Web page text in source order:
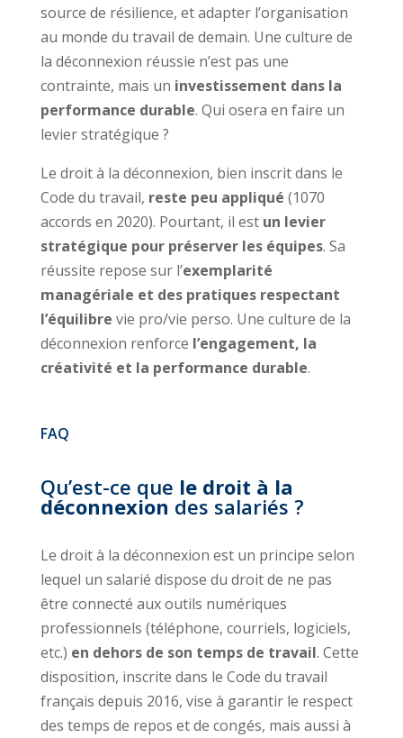
source de résilience, et adapter l’organisation
au monde du travail de demain. Une culture de
la déconnexion réussie n’est pas une
contrainte, mais un investissement dans la
performance durable. Qui osera en faire un
levier stratégique ?
Le droit à la déconnexion, bien inscrit dans le
Code du travail, reste peu appliqué (1070
accords en 2020). Pourtant, il est un levier
stratégique pour préserver les équipes. Sa
réussite repose sur l’exemplarité
managériale et des pratiques respectant
l’équilibre vie pro/vie perso. Une culture de la
déconnexion renforce l’engagement, la
créativité et la performance durable.
FAQ
Qu’est-ce que le droit à la
déconnexion des salariés ?
Le droit à la déconnexion est un principe selon
lequel un salarié dispose du droit de ne pas
être connecté aux outils numériques
professionnels (téléphone, courriels, logiciels,
etc.) en dehors de son temps de travail. Cette
disposition, inscrite dans le Code du travail
français depuis 2016, vise à garantir le respect
des temps de repos et de congés, mais aussi à